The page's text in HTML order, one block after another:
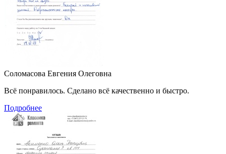
Соломасова Евгения Олеговна
Всё понравилось. Сделано всё качественно и быстро.
Подробнее